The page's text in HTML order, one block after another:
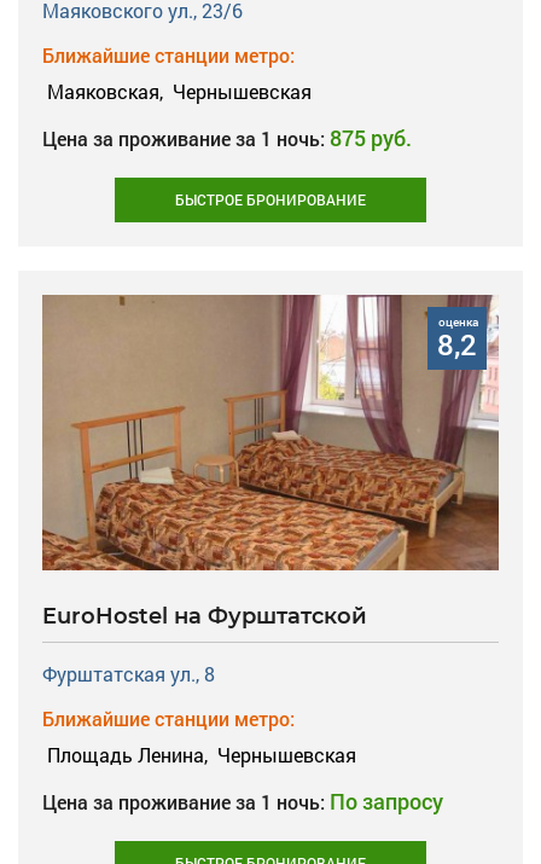
Маяковского ул., 23/6
Ближайшие станции метро:
Маяковская, Чернышевская
Цена за проживание за 1 ночь: 875 руб.
БЫСТРОЕ БРОНИРОВАНИЕ
оценка
8,2
EuroHostel на Фурштатской
Фурштатская ул., 8
Ближайшие станции метро:
Площадь Ленина, Чернышевская
Цена за проживание за 1 ночь: По запросу